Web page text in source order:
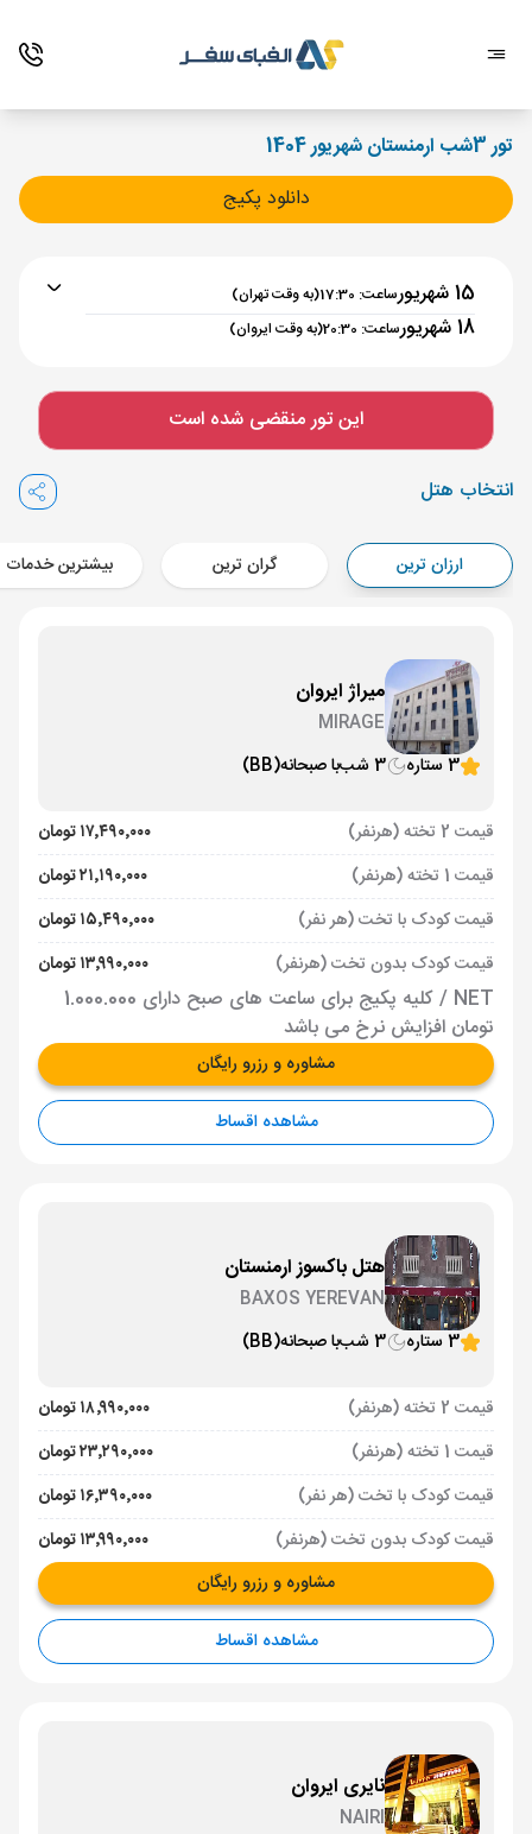
تور 3شب ارمنستان شهریور 1404
دانلود پکیج
15 شهریور ساعت: 17:30 (به وقت تهران)
18 شهریور ساعت: 20:30 (به وقت ایروان)
تهران , فرودگاه بین‌المللی امام خمینی IKA
مدت پرواز :
ایروان ,
Aircraft - کاسپین (Economy)
برنامه برگشت :18 شهریور ساعت: 20:30
مدت پرواز :02:00
تهران , فرودگاه بین‌المللی امام خمینی IKA
Aircraft - معراج (Economy)
این تور منقضی شده است
انتخاب هتل
ارزان ترین گران ترین بیشترین خدمات
میراژ ایروان
MIRAGE
3 ستاره
3 شب با صبحانه(BB)
قیمت 2 تخته (هرنفر)
۱۷٬۴۹۰٬۰۰۰ تومان
قیمت 1 تخته (هرنفر)
۲۱٬۱۹۰٬۰۰۰ تومان
قیمت کودک با تخت (هر نفر)
۱۵٬۴۹۰٬۰۰۰ تومان
قیمت کودک بدون تخت (هرنفر)
۱۳٬۹۹۰٬۰۰۰ تومان
NET / کلیه پکیج برای ساعت های صبح دارای 1.000.000
تومان افزایش نرخ می باشد
مشاوره و رزرو رایگان
مشاهده اقساط
هتل باکسوز ارمنستان
BAXOS YEREVAN
3 ستاره
3 شب با صبحانه(BB)
قیمت 2 تخته (هرنفر)
۱۸٬۹۹۰٬۰۰۰ تومان
قیمت 1 تخته (هرنفر)
۲۳٬۲۹۰٬۰۰۰ تومان
قیمت کودک با تخت (هر نفر)
۱۶٬۳۹۰٬۰۰۰ تومان
قیمت کودک بدون تخت (هرنفر)
۱۳٬۹۹۰٬۰۰۰ تومان
مشاوره و رزرو رایگان
مشاهده اقساط
نایری ایروان
NAIRI